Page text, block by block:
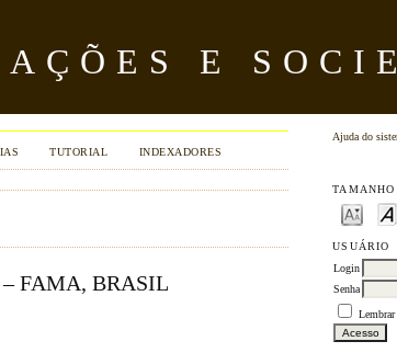
E
Ajuda do
TAMANHO
USUÁRIO
Login
Senha
TUTORIAL INDEXADORES
FAMA, BRASIL